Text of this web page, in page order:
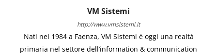
VM Sistemi
http://www.vmsistemi.it
Nati nel 1984 a Faenza, VM Sistemi è oggi una realtà
primaria nel settore dell’information & communication